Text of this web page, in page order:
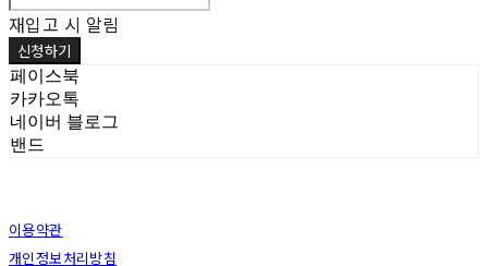
재입고 시 알림
신청하기
페이스북
카카오톡
네이버 블로그
밴드
이용약관
개인정보처리방침